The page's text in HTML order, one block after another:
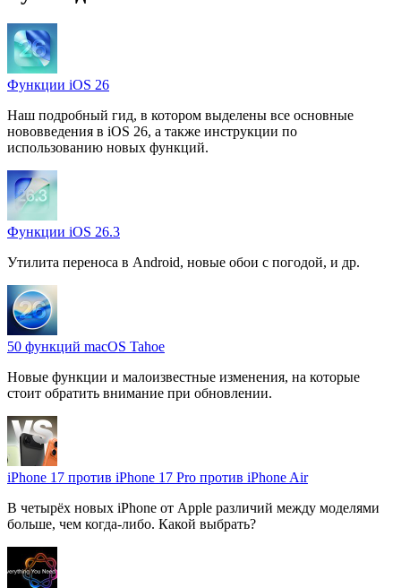
Функции iOS 26
Наш подробный гид, в котором выделены все основные
нововведения в iOS 26, а также инструкции по
использованию новых функций.
Функции iOS 26.3
Утилита переноса в Android, новые обои с погодой, и др.
50 функций macOS Tahoe
Новые функции и малоизвестные изменения, на которые
стоит обратить внимание при обновлении.
iPhone 17 против iPhone 17 Pro против iPhone Air
В четырёх новых iPhone от Apple различий между моделями
больше, чем когда-либо. Какой выбрать?